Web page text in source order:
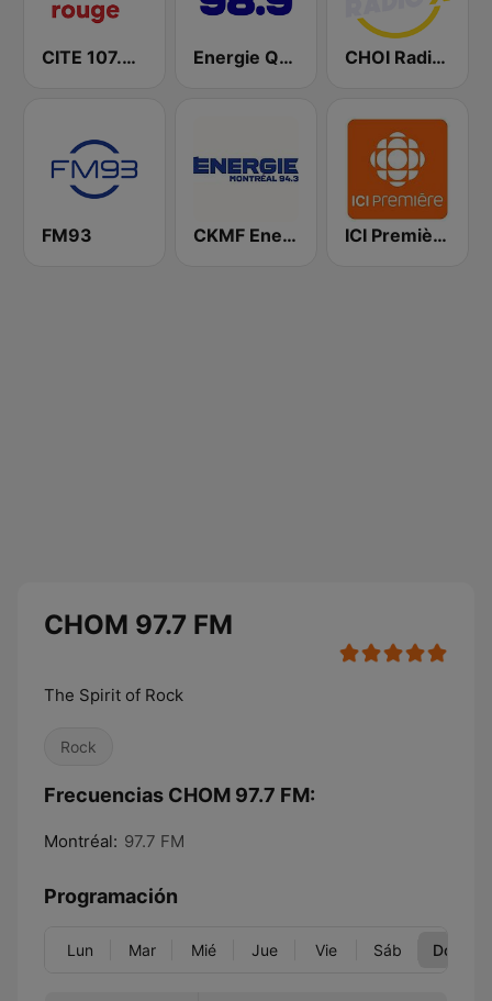
CITE 107.3 Rouge FM Energie Québec 98.9 FM CHOI Radio X 98.1 FM
FM93 CKMF Energie Montréal 94.3 FM ICI Première Québec
CHOM 97.7 FM
The Spirit of Rock
Rock
Frecuencias CHOM 97.7 FM:
Montréal: 97.7 FM
Programación
Lun Mar Mié Jue Vie Sáb Dom